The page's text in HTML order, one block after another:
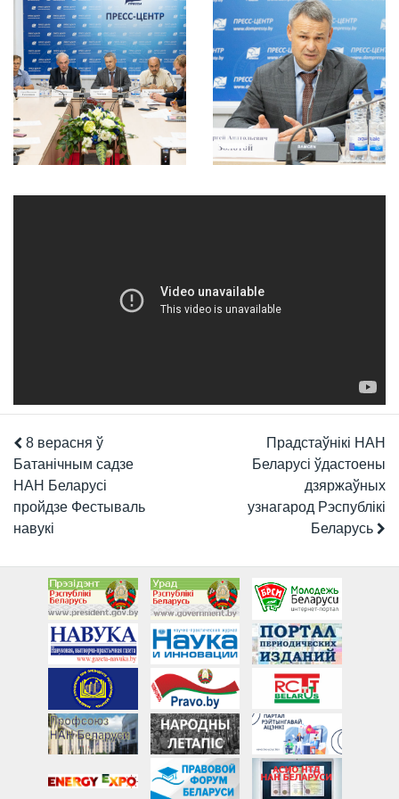
8 верасня ў
Батанічным садзе
НАН Беларусі
пройдзе Фестываль
навукі
Прадстаўнікі НАН
Беларусі ўдастоены
дзяржаўных
узнагарод Рэспублікі
Беларусь